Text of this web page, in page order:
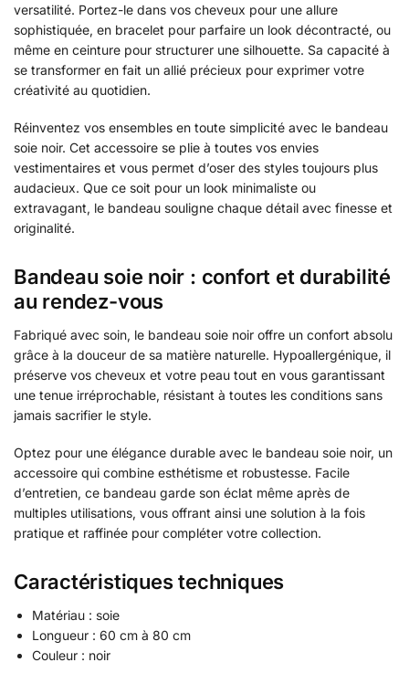
versatilité. Portez-le dans vos cheveux pour une allure
sophistiquée, en bracelet pour parfaire un look décontracté, ou
même en ceinture pour structurer une silhouette. Sa capacité à
se transformer en fait un allié précieux pour exprimer votre
créativité au quotidien.
Réinventez vos ensembles en toute simplicité avec le bandeau
soie noir. Cet accessoire se plie à toutes vos envies
vestimentaires et vous permet d’oser des styles toujours plus
audacieux. Que ce soit pour un look minimaliste ou
extravagant, le bandeau souligne chaque détail avec finesse et
originalité.
Bandeau soie noir : confort et durabilité
au rendez-vous
Fabriqué avec soin, le bandeau soie noir offre un confort absolu
grâce à la douceur de sa matière naturelle. Hypoallergénique, il
préserve vos cheveux et votre peau tout en vous garantissant
une tenue irréprochable, résistant à toutes les conditions sans
jamais sacrifier le style.
Optez pour une élégance durable avec le bandeau soie noir, un
accessoire qui combine esthétisme et robustesse. Facile
d’entretien, ce bandeau garde son éclat même après de
multiples utilisations, vous offrant ainsi une solution à la fois
pratique et raffinée pour compléter votre collection.
Caractéristiques techniques
Matériau : soie
Longueur : 60 cm à 80 cm
Couleur : noir